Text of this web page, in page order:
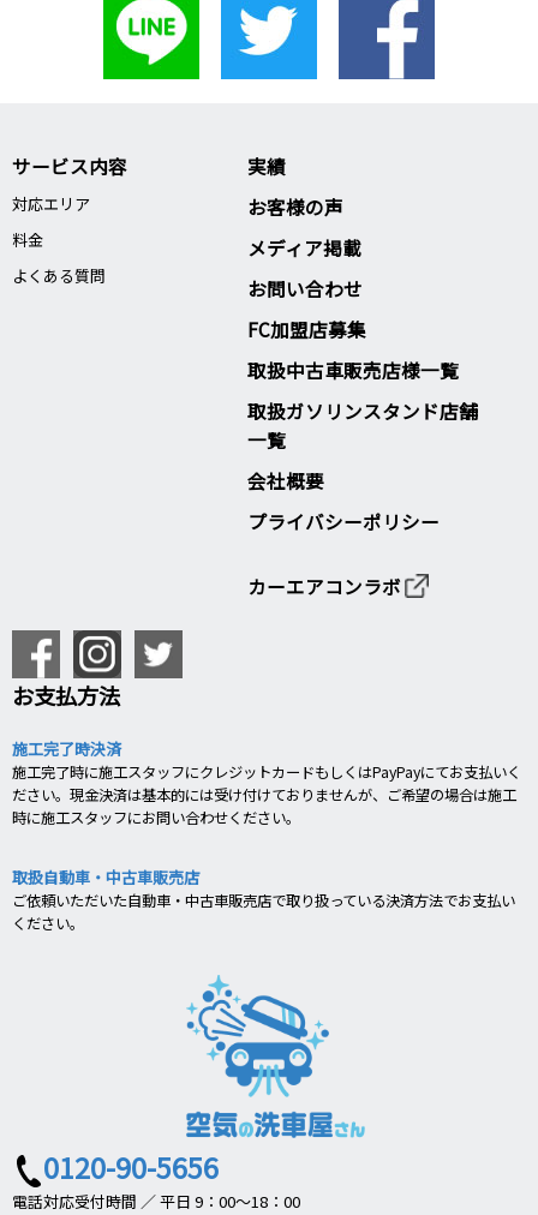
サービス内容
対応エリア
料金
よくある質問
実績
お客様の声
メディア掲載
お問い合わせ
FC加盟店募集
取扱中古車販売店様一覧
取扱ガソリンスタンド店舗
一覧
会社概要
プライバシーポリシー
カーエアコンラボ
お支払方法
施工完了時決済
施工完了時に施工スタッフにクレジットカードもしくはPayPayにてお支払いく
ださい。現金決済は基本的には受け付けておりませんが、ご希望の場合は施工
時に施工スタッフにお問い合わせください。
取扱自動車・中古車販売店
ご依頼いただいた自動車・中古車販売店で取り扱っている決済方法でお支払い
ください。
0120-90-5656
電話対応受付時間 ／ 平日 9：00～18：00